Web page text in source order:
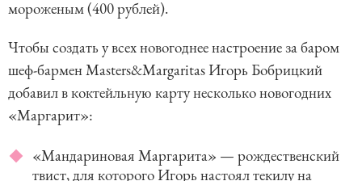
мороженым (400 рублей).
Чтобы создать у всех новогоднее настроение за баром
шеф-бармен Masters&Margaritas Игорь Бобрицкий
добавил в коктейльную карту несколько новогодних
«Маргарит»:
«Мандариновая Маргарита» — рождественский
твист, для которого Игорь настоял текилу на